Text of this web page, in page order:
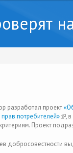
разработал проект
потребителей»
,
Проект
добросовестности